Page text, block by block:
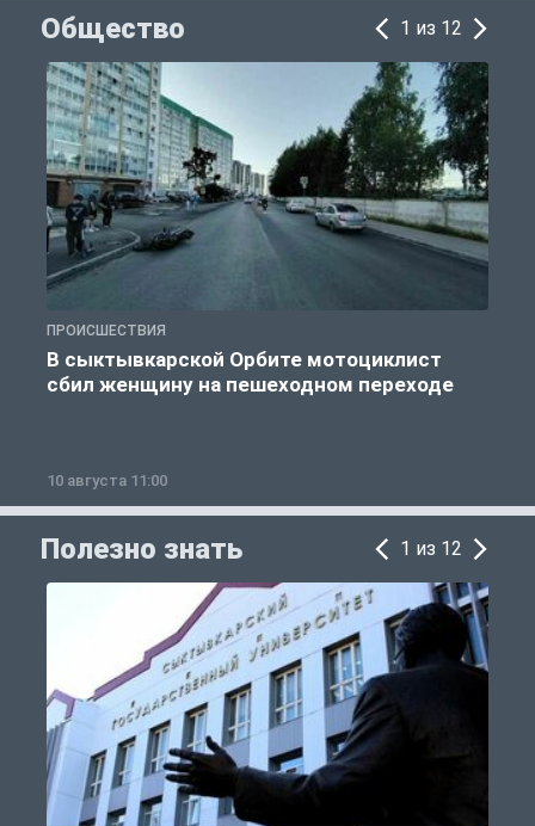
Общество 1 из 12
ПРОИСШЕСТВИЯ
В сыктывкарской Орбите мотоциклист
сбил женщину на пешеходном переходе
10 августа 11:00
Полезно знать 1 из 12